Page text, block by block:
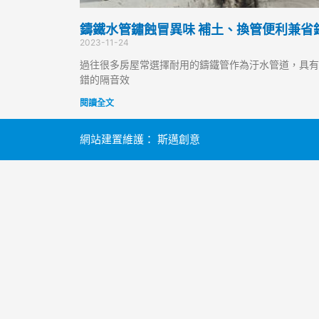
鑄鐵水管鏽蝕冒異味 補土、換管便利兼省
2023-11-24
過往很多房屋常選擇耐用的鑄鐵管作為汙水管道，具
錯的隔音效
閱讀全文
網站建置維護： 斯邁創意